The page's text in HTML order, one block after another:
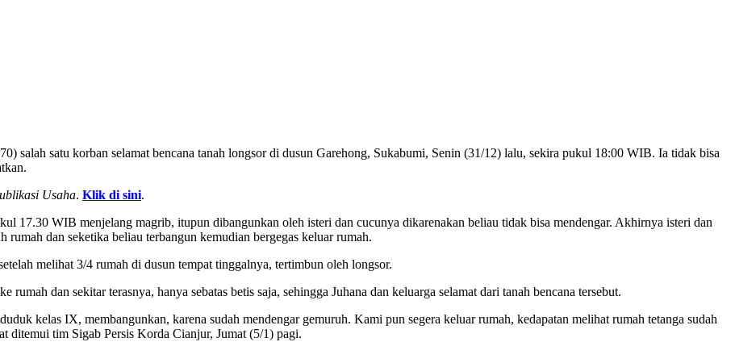
salah satu korban selamat bencana tanah longsor di dusun Garehong, Sukabumi, Senin (31/12) lalu, sekira pukul 18:00 WIB. Ia tidak bisa
Usaha. Klik di sini.
17.30 WIB menjelang magrib, itupun dibangunkan oleh isteri dan cucunya dikarenakan beliau tidak bisa mendengar. Akhirnya isteri dan
dan seketika beliau terbangun kemudian bergegas keluar rumah.
melihat 3/4 rumah di dusun tempat tinggalnya, tertimbun oleh longsor.
rumah dan sekitar terasnya, hanya sebatas betis saja, sehingga Juhana dan keluarga selamat dari tanah bencana tersebut.
kelas IX, membangunkan, karena sudah mendengar gemuruh. Kami pun segera keluar rumah, kedapatan melihat rumah tetanga sudah
ditemui tim Sigab Persis Korda Cianjur, Jumat (5/1) pagi.